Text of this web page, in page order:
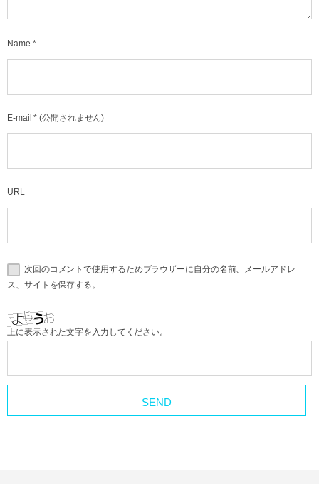
Name *
E-mail * (公開されません)
URL
次回のコメントで使用するためブラウザーに自分の名前、メールアドレ
ス、サイトを保存する。
上に表示された文字を入力してください。